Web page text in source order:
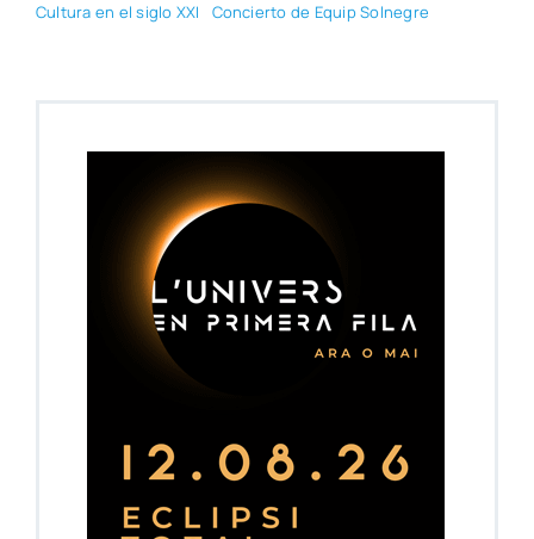
Cul­tu­ra en el siglo XXI Con­cier­to de Equip Sol­ne­gre